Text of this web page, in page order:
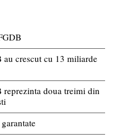
au crescut cu 13 miliarde
reprezinta doua treimi din